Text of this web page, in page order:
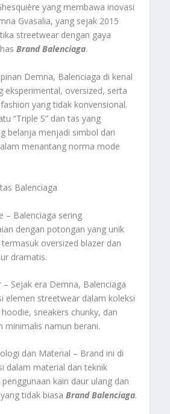
yang membawa inovasi
Gvasalia, yang sejak 2015
streetwear dengan gaya
Brand Balenciaga.
Demna, Balenciaga di kenal
eksperimental, oversized, serta
yang tidak konvensional.
“Triple S” dan tas yang
belanja menjadi simbol dari
menantang norma mode
Balenciaga
– Balenciaga sering
dengan potongan yang unik
oversized blazer dan
dramatis.
– Sejak era Demna, Balenciaga
elemen streetwear dalam koleksi
sneakers chunky, dan
minimalis namun berani.
dan Material – Brand ini di
dalam material dan teknik
kain daur ulang dan
tidak biasa Brand Balenciaga.